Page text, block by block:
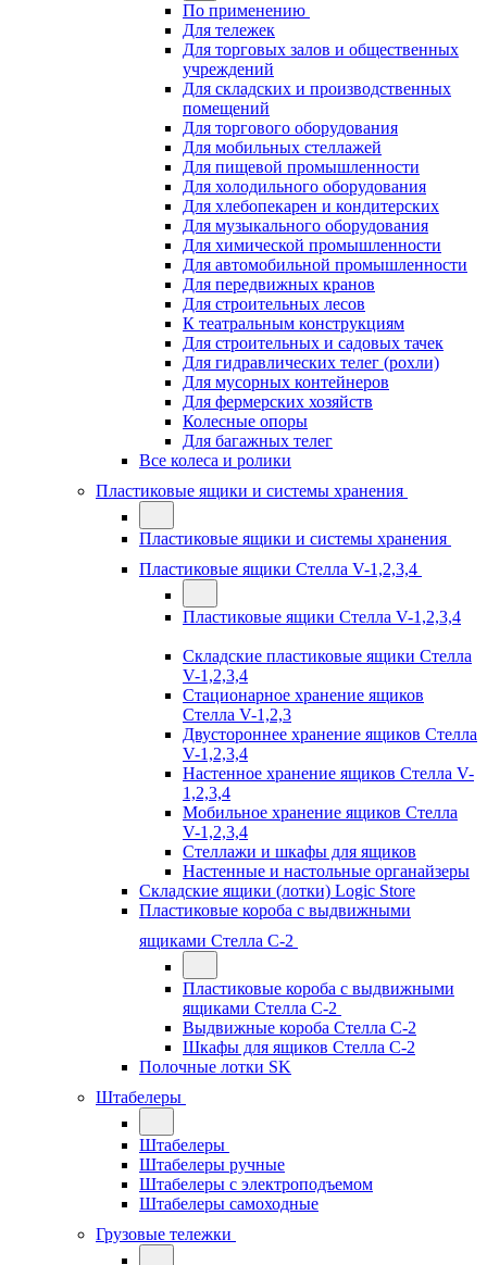
По применению
Для тележек
Для торговых залов и общественных
учреждений
Для складских и производственных
помещений
Для торгового оборудования
Для мобильных стеллажей
Для пищевой промышленности
Для холодильного оборудования
Для хлебопекарен и кондитерских
Для музыкального оборудования
Для химической промышленности
Для автомобильной промышленности
Для передвижных кранов
Для строительных лесов
К театральным конструкциям
Для строительных и садовых тачек
Для гидравлических телег (рохли)
Для мусорных контейнеров
Для фермерских хозяйств
Колесные опоры
Для багажных телег
Все колеса и ролики
Пластиковые ящики и системы хранения
Пластиковые ящики и системы хранения
Пластиковые ящики Стелла V-1,2,3,4
Пластиковые ящики Стелла V-1,2,3,4
Складские пластиковые ящики Стелла
V-1,2,3,4
Стационарное хранение ящиков
Стелла V-1,2,3
Двустороннее хранение ящиков Стелла
V-1,2,3,4
Настенное хранение ящиков Стелла V-
1,2,3,4
Мобильное хранение ящиков Стелла
V-1,2,3,4
Стеллажи и шкафы для ящиков
Настенные и настольные органайзеры
Складские ящики (лотки) Logiс Store
Пластиковые короба с выдвижными
ящиками Стелла С-2
Пластиковые короба с выдвижными
ящиками Стелла С-2
Выдвижные короба Стелла С-2
Шкафы для ящиков Стелла С-2
Полочные лотки SK
Штабелеры
Штабелеры
Штабелеры ручные
Штабелеры с электроподъемом
Штабелеры самоходные
Грузовые тележки